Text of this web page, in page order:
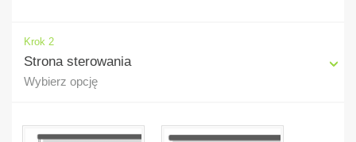
Krok 2
Strona sterowania
Wybierz opcję